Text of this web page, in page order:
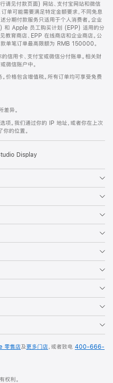
请见付款页面) 网站、支付宝网站和微信
单可能需要满足特定金额要求，不同免息
分期付款服务只适用于个人消费者。企业
和 Apple 员工购买计划 (EPP) 适用的分
教育商店、EPP 在线商店和企业商店。公
单笔订单最高限额为 RMB 150000。
信用卡、支付宝或微信分付账单。相关财
微信账户中。
价格包含增值税。所有订单均可享受免费
异。
项。我们通过你的 IP 地址，或者你在上次
的位置。
Display
零售店及更多门店，或者致电 400-666-
利。